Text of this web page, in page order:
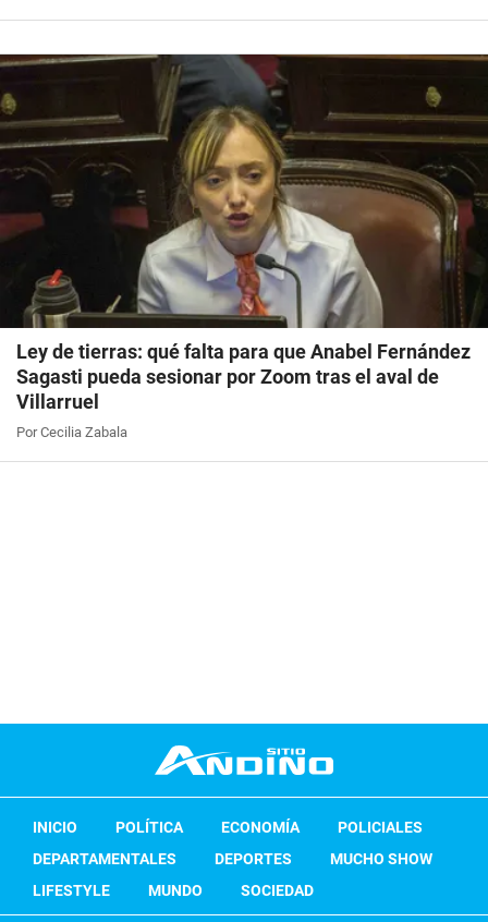
Ley de tierras: qué falta para que Anabel Fernández
Sagasti pueda sesionar por Zoom tras el aval de
Villarruel
Por Cecilia Zabala
INICIO POLÍTICA ECONOMÍA
POLICIALES
DEPARTAMENTALES
DEPORTES
MUCHO SHOW
LIFESTYLE
MUNDO SOCIEDAD